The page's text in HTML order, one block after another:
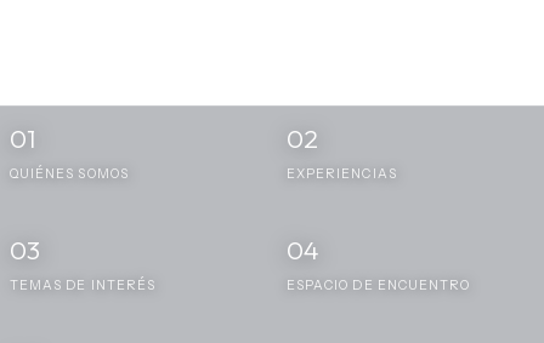
01
QUIÉNES SOMOS
02
EXPERIENCIAS
03
TEMAS DE INTERÉS
04
ESPACIO DE ENCUENTRO